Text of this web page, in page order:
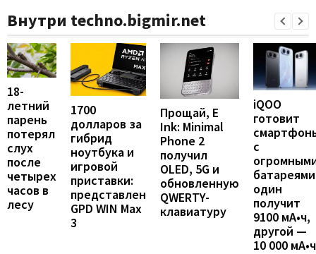
Внутри techno.bigmir.net
18-
летний
парень
потерял
слух
после
четырех
часов в
лесу
1700
долларов за
гибрид
ноутбука и
игровой
приставки:
представлен
GPD WIN Max
3
Прощай, E
Ink: Minimal
Phone 2
получил
OLED, 5G и
обновленную
QWERTY-
клавиатуру
iQOO
готовит
с
один
получит
9100 мА•ч,
другой —
10 000 мА•ч